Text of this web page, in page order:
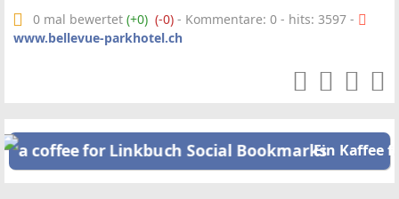
0 mal bewertet (+0) (-0) - Kommentare: 0 - hits: 3597 -
www.bellevue-parkhotel.ch
Ein Kaffee